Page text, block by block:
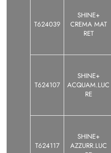
T624039
SHINE+
CREMA MAT
RET
T624107
SHINE+
ACQUAM.LUC
RE
T624117
SHINE+
AZZURR.LUC